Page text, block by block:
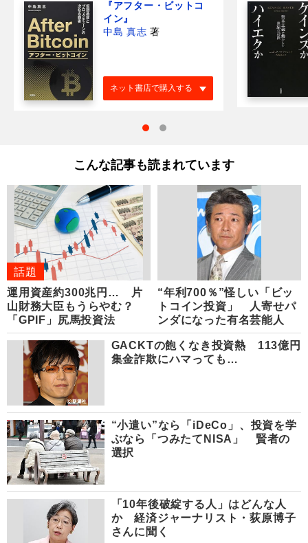
『アフター・ビットコ
イン』
中島 真志 著
ネット書店で購入する
こんな記事も読まれています
話題
運用資産約300兆円… 片
山財務大臣もうらやむ？
「GPIF」尻馬投資法
“年利700％”怪しい「ビッ
トコイン投資」 人寄せパ
ンダになった有名芸能人
GACKTの飽くなき投資熱 113億円
集金詐欺にハマっても…
“小遣い”なら「iDeCo」、投資を学
ぶなら「つみたてNISA」 賢者の
選択
「10年後破綻する人」はどんな人
か 経済ジャーナリスト・荻原博子
さんに聞く